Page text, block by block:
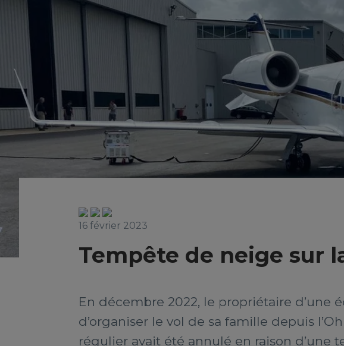
16 février 2023
Tempête de neige sur
En décembre 2022, le propriétaire d’une
d’organiser le vol de sa famille depuis
régulier avait été annulé en raison